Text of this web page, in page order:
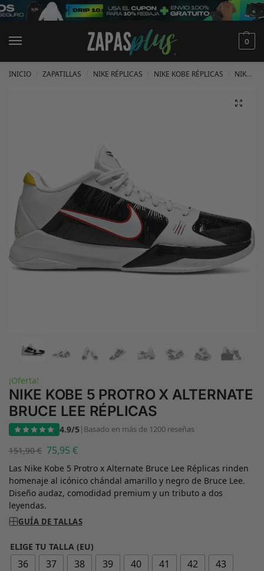
0
INICIO ZAPATILLAS NIKE RÉPLICAS NIKE KOBE RÉPLICAS NIKE KOBE 5 RÉPLICAS
¡Oferta!
NIKE KOBE 5 PROTRO X ALTERNATE
BRUCE LEE RÉPLICAS
4.9/5| Basado en más de 1200 reseñas
151,90€ 75,95 €
Las Nike Kobe 5 Protro x Alternate Bruce Lee Réplicas rinden
homenaje al icónico chándal amarillo y negro de Bruce Lee.
Diseño audaz, comodidad premium y un tributo a dos
leyendas.
GUÍA DE TALLAS
ELIGE TU TALLA (EU)
36 37 38 39 40 41 42
43